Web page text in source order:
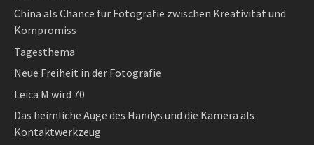
China als Chance für Fotografie zwischen Kreativität und
Kompromiss
Tagesthema
Neue Freiheit in der Fotografie
Leica M wird 70
Das heimliche Auge des Handys und die Kamera als
Kontaktwerkzeug